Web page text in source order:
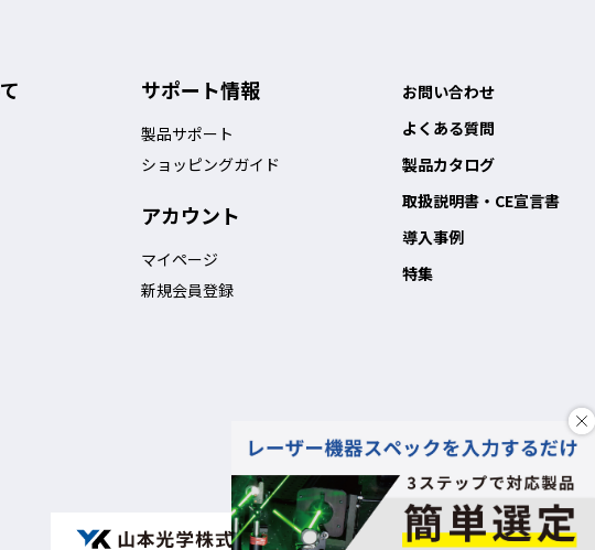
サポート情報
製品サポート
ショッピングガイド
アカウント
マイページ
新規会員登録
お問い合わせ
よくある質問
製品カタログ
取扱説明書・CE宣言書
導入事例
特集